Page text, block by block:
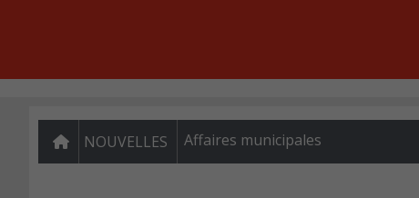
NOUVELLES Affaires municipales